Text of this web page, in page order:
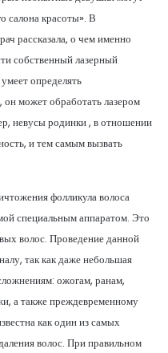
салона красоты». В
рассказала, о чем именно
собственный лазерный
определять
он может обработать лазером
невусы родинки , в отношении
и тем самым вызвать
фолликула волоса
специальным аппаратом. Это
волос. Проведение данной
так как даже небольшая
ожогам, ранам,
а также преждевременному
как один из самых
волос. При правильном